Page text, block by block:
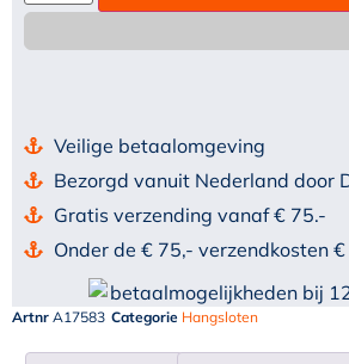
Veilige betaalomgeving
Bezorgd vanuit Nederland door
Gratis verzending vanaf € 75.-
Onder de € 75,- verzendkosten
Artnr A17583 Categorie Hangsloten